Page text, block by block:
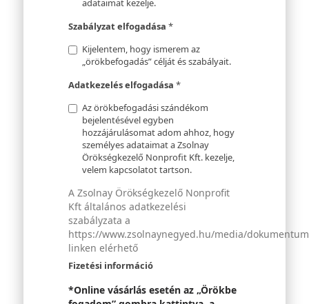
adataimat kezelje.
Szabályzat elfogadása *
Kijelentem, hogy ismerem az
„örökbefogadás” célját és szabályait.
Adatkezelés elfogadása *
Az örökbefogadási szándékom
bejelentésével egyben
hozzájárulásomat adom ahhoz, hogy
személyes adataimat a Zsolnay
Örökségkezelő Nonprofit Kft. kezelje,
velem kapcsolatot tartson.
A Zsolnay Örökségkezelő Nonprofit
Kft általános adatkezelési
szabályzata a
https://www.zsolnaynegyed.hu/media/
linken elérhető
Fizetési információ
*Online vásárlás esetén az „Örökbe